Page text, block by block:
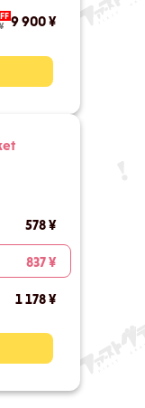
9 900 ¥
578 ¥
837 ¥
1 178 ¥